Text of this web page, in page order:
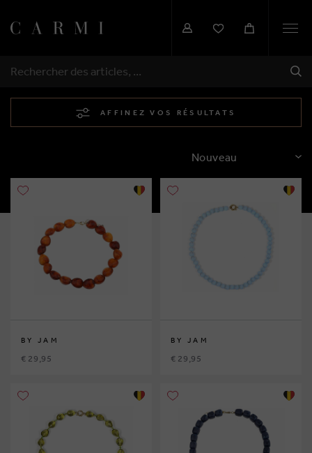
RECHERCHER
AFFINEZ VOS RÉSULTATS
TRIER
BY JAM
€ 29,95
BY JAM
€ 29,95